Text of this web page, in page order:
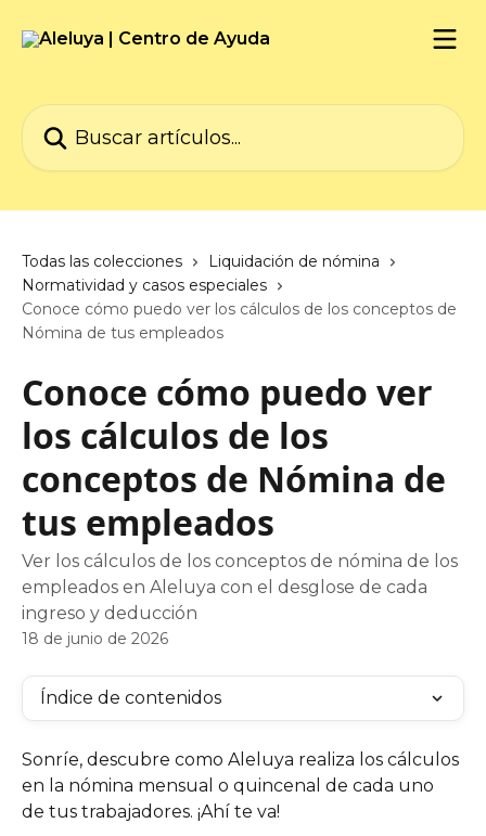
Buscar artículos...
Todas las colecciones
Liquidación de nómina
Normatividad y casos especiales
Conoce cómo puedo ver los cálculos de los conceptos de
Nómina de tus empleados
Conoce cómo puedo ver
los cálculos de los
conceptos de Nómina de
tus empleados
Ver los cálculos de los conceptos de nómina de los
empleados en Aleluya con el desglose de cada
ingreso y deducción
18 de junio de 2026
Índice de contenidos
Sonríe, descubre como Aleluya realiza los cálculos
en la nómina mensual o quincenal de cada uno
de tus trabajadores. ¡Ahí te va!